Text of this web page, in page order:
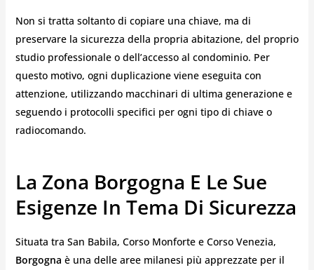
Non si tratta soltanto di copiare una chiave, ma di
preservare la sicurezza della propria abitazione, del proprio
studio professionale o dell’accesso al condominio. Per
questo motivo, ogni duplicazione viene eseguita con
attenzione, utilizzando macchinari di ultima generazione e
seguendo i protocolli specifici per ogni tipo di chiave o
radiocomando.
La Zona Borgogna E Le Sue
Esigenze In Tema Di Sicurezza
Situata tra San Babila, Corso Monforte e Corso Venezia,
Borgogna è una delle aree milanesi più apprezzate per il